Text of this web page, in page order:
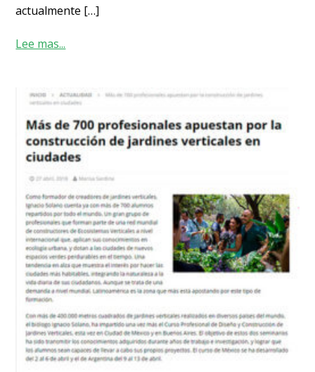
actualmente […]
Lee mas...